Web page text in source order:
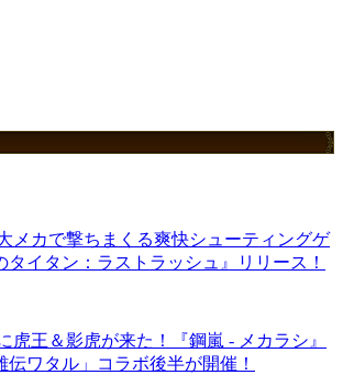
メカで撃ちまくる爽快シューティングゲ
タイタン：ラストラッシュ』リリース！
虎王＆影虎が来た！『鋼嵐 - メカラシ』
伝ワタル」コラボ後半が開催！